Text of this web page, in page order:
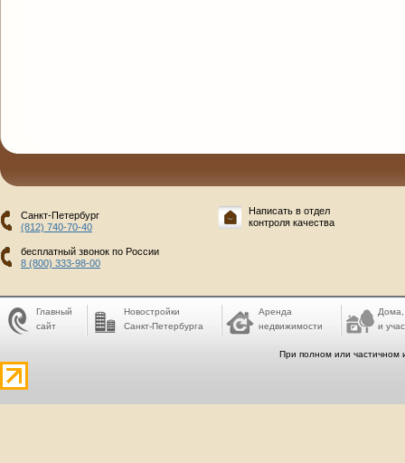
Санкт-Петербург
(812) 740-70-40
бесплатный звонок по России
8 (800) 333-98-00
Написать в отдел
контроля качества
Главный
сайт
Новостройки
Санкт-Петербурга
Аренда
недвижимости
Дома,
и
При полном или частичном